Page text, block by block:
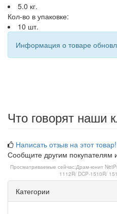
5.0 кг.
Кол-во в упаковке:
10 шт.
Информация о товаре
Что говорят наши
Написать отзыв на этот товар!
Сообщите другим
Просматриваемые сейчас:Драм-юнит
1112R/ DCP-1510R/
Категории